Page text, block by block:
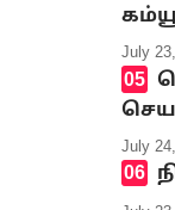
July
July